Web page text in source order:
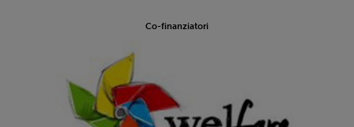
Co-finanziatori